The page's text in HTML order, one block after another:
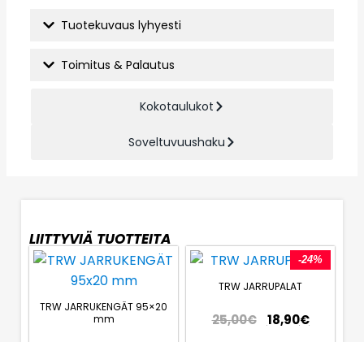
Tuotekuvaus lyhyesti
Toimitus & Palautus
Kokotaulukot
Soveltuvuushaku
LIITTYVIÄ TUOTTEITA
TRW JARRUKENGÄT 95×20
mm
-24%
TRW JARRUPALAT
25,00€ 18,90€